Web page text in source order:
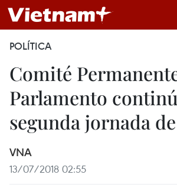
POLÍTICA
Comité
Parlamento
segunda jornada
VNA
13/07/2018 02:55